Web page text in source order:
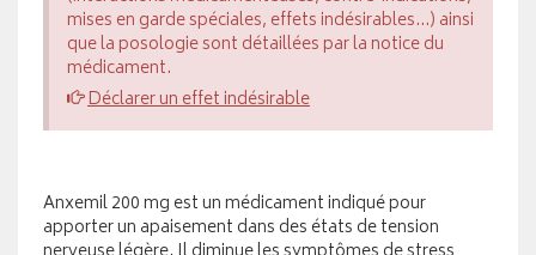
mises en garde spéciales, effets indésirables...) ainsi
que la posologie sont détaillées par la notice du
médicament.
Déclarer un effet indésirable
Anxemil 200 mg est un médicament indiqué pour
apporter un apaisement dans des états de tension